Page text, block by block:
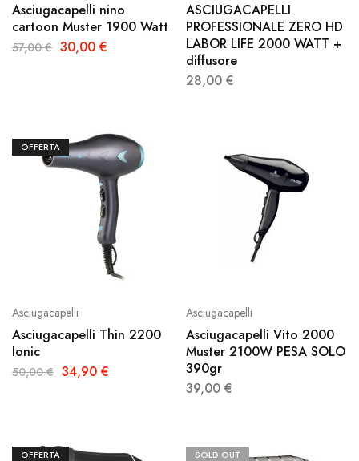
Asciugacapelli nino
cartoon Muster 1900 Watt
57,00€ 30,00 €
ASCIUGACAPELLI
PROFESSIONALE ZERO HD
LABOR LIFE 2000 WATT +
diffusore
28,00 €
OFFERTA
Asciugacapelli
Asciugacapelli Thin 2200
Ionic
50,00€ 34,90 €
Asciugacapelli
Asciugacapelli Vito 2000
Muster 2100W PESA SOLO
390gr
39,00 €
OFFERTA SOLD OUT